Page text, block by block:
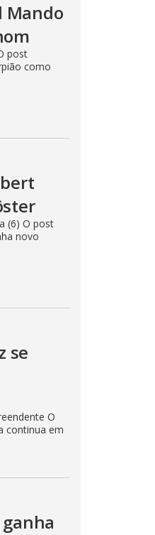
Mando
post
como
(6) O post
novo
se
O
continua em